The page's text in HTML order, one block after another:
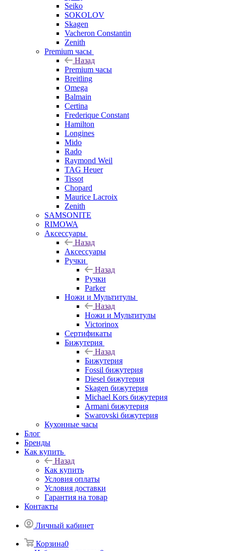
Seiko
SOKOLOV
Skagen
Vacheron Constantin
Zenith
Premium часы
Назад
Premium часы
Breitling
Omega
Balmain
Certina
Frederique Constant
Hamilton
Longines
Mido
Rado
Raymond Weil
TAG Heuer
Tissot
Chopard
Maurice Lacroix
Zenith
SAMSONITE
RIMOWA
Аксессуары
Назад
Аксессуары
Ручки
Назад
Ручки
Parker
Ножи и Мультитулы
Назад
Ножи и Мультитулы
Victorinox
Сертификаты
Бижутерия
Назад
Бижутерия
Fossil бижутерия
Diesel бижутерия
Skagen бижутерия
Michael Kors бижутерия
Armani бижутерия
Swarovski бижутерия
Кухонные часы
Блог
Бренды
Как купить
Назад
Как купить
Условия оплаты
Условия доставки
Гарантия на товар
Контакты
Личный кабинет
Корзина0